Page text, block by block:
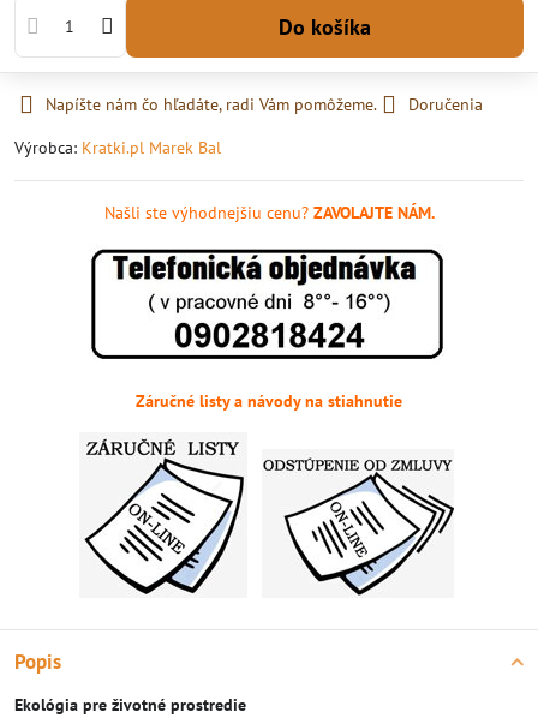
Do košíka
Napíšte nám čo hľadáte, radi Vám pomôžeme.
Doručenia
Výrobca: Kratki.pl Marek Bal
Našli ste výhodnejšiu cenu?ZAVOLAJTE NÁM.
Záručné listy a návody na stiahnutie
Popis
Ekológia pre životné prostredie